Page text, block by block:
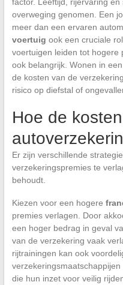
overweging genomen. Een
meer dan een ervaren
voertuig ook een cruciale
voertuigen leiden tot hogere
ook belangrijk. Wonen in
de kosten van de
risico op diefstal of
Hoe de
Er zijn verschillende
verzekeringspremies te
behoudt.
Kiezen voor een hogere
premies verlagen. Door
een hoger bedrag in geval
van de verzekering vaak
rijtrainingen kan ook
die hun inzet voor veilig